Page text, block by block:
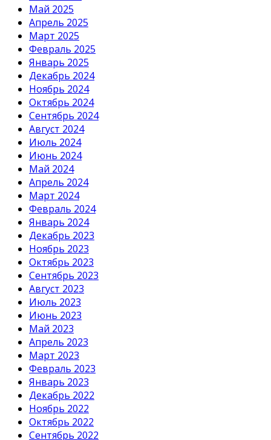
Май 2025
Апрель 2025
Март 2025
Февраль 2025
Январь 2025
Декабрь 2024
Ноябрь 2024
Октябрь 2024
Сентябрь 2024
Август 2024
Июль 2024
Июнь 2024
Май 2024
Апрель 2024
Март 2024
Февраль 2024
Январь 2024
Декабрь 2023
Ноябрь 2023
Октябрь 2023
Сентябрь 2023
Август 2023
Июль 2023
Июнь 2023
Май 2023
Апрель 2023
Март 2023
Февраль 2023
Январь 2023
Декабрь 2022
Ноябрь 2022
Октябрь 2022
Сентябрь 2022